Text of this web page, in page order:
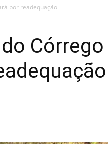
por readequação
Córrego